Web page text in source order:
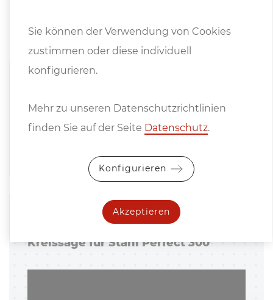
Weitere In­for­ma­tio­nen
IMET Produktkatalog
Pro­dukt­vi­deo
Kreissäge für Stahl Perfect 300
Sie können der Verwendung von Cookies
zustimmen oder diese individuell
konfigurieren.
Mehr zu unseren Datenschutzrichtlinien
finden Sie auf der Seite Datenschutz.
Konfigurieren
Akzeptieren